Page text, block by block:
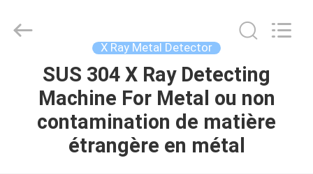
MAISON
PRODUITS
EQUIPMENT
X Ray Metal Detector
SUS 304 X Ray Detecting
Machine For Metal ou non
contamination de matière
étrangère en métal